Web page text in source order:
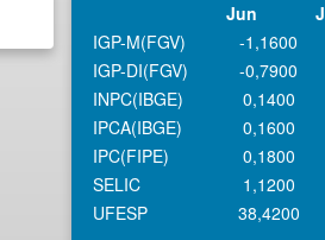
Jun
IGP-M(FGV)
-1,1600
IGP-DI(FGV)
-0,7900
INPC(IBGE)
0,1400
IPCA(IBGE)
0,1600
IPC(FIPE)
0,1800
SELIC
1,1200
UFESP
38,4200